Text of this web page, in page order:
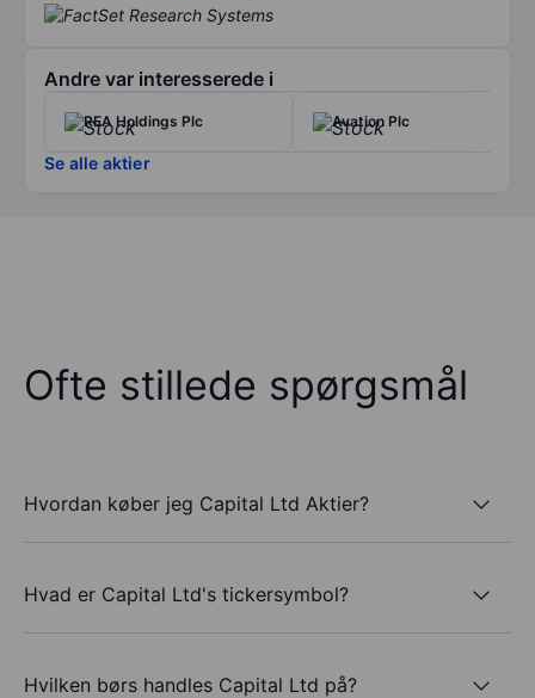
Andre var interesserede i
REA Holdings Plc Avation Plc
Se alle aktier
Ofte stillede spørgsmål
Hvordan køber jeg Capital Ltd Aktier?
Hvad er Capital Ltd's tickersymbol?
Hvilken børs handles Capital Ltd på?